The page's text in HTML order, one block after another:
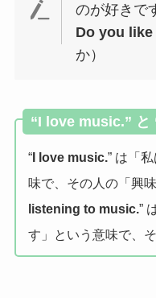
のが好きで
Do you
か）
“I love music.”
“I love music.” は「
味で、その人の「興
listening to music.”
す」という意味で、